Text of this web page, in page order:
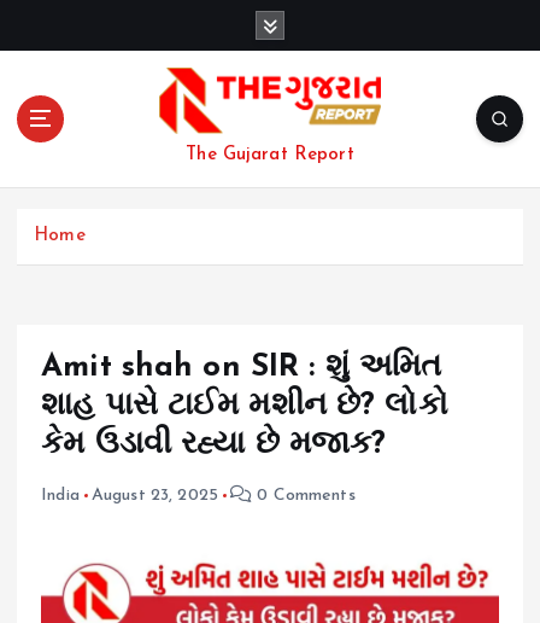
The Gujarat Report
Home
Amit shah on SIR : શું અમિત
શાહ પાસે ટાઈમ મશીન છે? લોકો
કેમ ઉડાવી રહ્યા છે મજાક?
India August 23, 2025 0 Comments